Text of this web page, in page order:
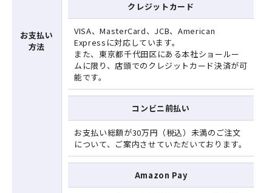
お支払い
方法
クレジットカード
VISA、MasterCard、JCB、American
Expressに対応しています。
また、東京都千代田区にある本社ショールー
ムに限り、店頭でのクレジットカード決済が可
能です。
コンビニ前払い
お支払い総額が30万円（税込）未満のご注文
について、ご案内させていただいております。
Amazon Pay